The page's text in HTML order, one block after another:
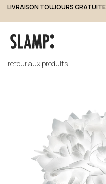
LIVRAISON TOUJOURS GRATUITE
retour aux produits